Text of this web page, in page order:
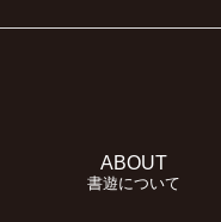
ABOUT
書遊について